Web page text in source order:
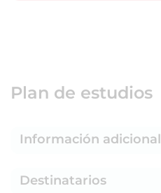
Plan de estudios
Información adicional
Destinatarios